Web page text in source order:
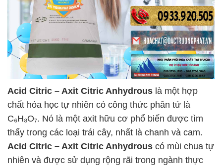
Acid Citric – Axit Citric Anhydrous là một hợp
chất hóa học tự nhiên có công thức phân tử là
C₆H₈O₇. Nó là một axit hữu cơ phổ biến được tìm
thấy trong các loại trái cây, nhất là chanh và cam.
Acid Citric – Axit Citric Anhydrous có mùi chua tự
nhiên và được sử dụng rộng rãi trong ngành thực